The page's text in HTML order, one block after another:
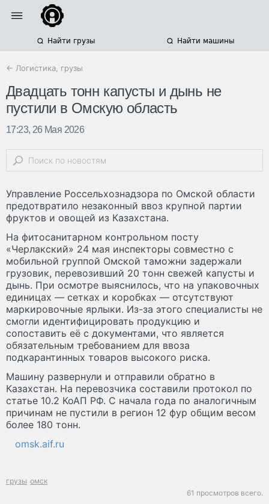
Найти грузы Найти машины
← Логистика, грузы
Двадцать тонн капусты и дынь не
пустили в Омскую область
17:23, 26 Мая 2026
Управление Россельхознадзора по Омской области
предотвратило незаконный ввоз крупной партии
фруктов и овощей из Казахстана.
На фитосанитарном контрольном посту
«Черлакский» 24 мая инспекторы совместно с
мобильной группой Омской таможни задержали
грузовик, перевозивший 20 тонн свежей капусты и
дынь. При осмотре выяснилось, что на упаковочных
единицах — сетках и коробках — отсутствуют
маркировочные ярлыки. Из-за этого специалисты не
смогли идентифицировать продукцию и
сопоставить её с документами, что является
обязательным требованием для ввоза
подкарантинных товаров высокого риска.
Машину развернули и отправили обратно в
Казахстан. На перевозчика составили протокол по
статье 10.2 КоАП РФ. С начала года по аналогичным
причинам не пустили в регион 12 фур общим весом
более 180 тонн.
omsk.aif.ru
грузы омск
61 просмотров всего.